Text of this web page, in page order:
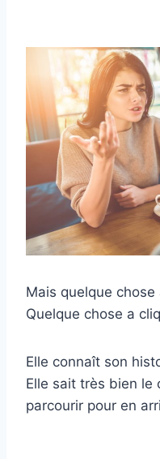
Mais quelque
Quelque chose a
Elle connaît son
Elle sait très bien le
parcourir pour en